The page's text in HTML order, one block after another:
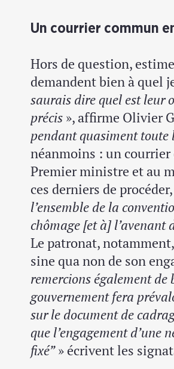
Un courrier commun
Hors de question,
demandent bien à quel
saurais dire quel est leur
précis », affirme Olivier
pendant quasiment toute
néanmoins : un courrier
Premier ministre et au
ces derniers de procéder,
l’ensemble de la
chômage [et à]
Le patronat,
sine qua non de son
remercions également
gouvernement fera
sur le document de
que l’engagement d’une
fixé”» écrivent les